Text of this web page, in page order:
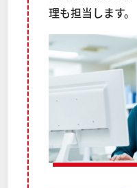
理も担当します。